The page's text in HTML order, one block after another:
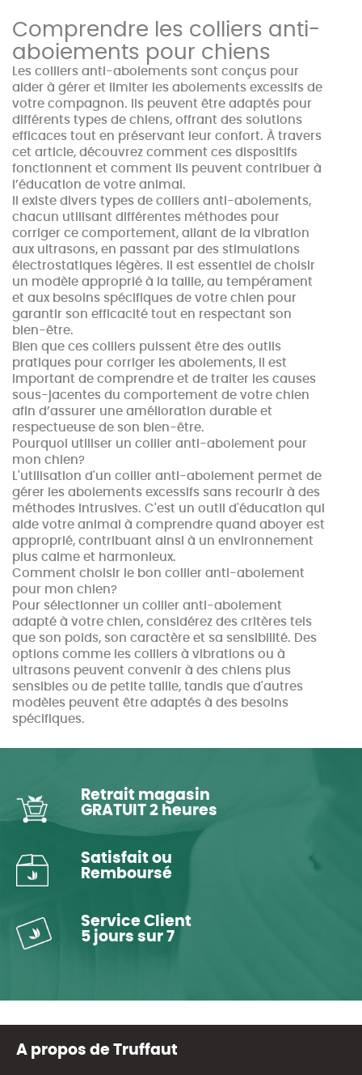
Comprendre les colliers anti-
aboiements pour chiens
Les colliers anti-aboiements sont conçus pour
aider à gérer et limiter les aboiements excessifs de
votre compagnon. Ils peuvent être adaptés pour
différents types de chiens, offrant des solutions
efficaces tout en préservant leur confort. À travers
cet article, découvrez comment ces dispositifs
fonctionnent et comment ils peuvent contribuer à
l’éducation de votre animal.
Il existe divers types de colliers anti-aboiements,
chacun utilisant différentes méthodes pour
corriger ce comportement, allant de la vibration
aux ultrasons, en passant par des stimulations
électrostatiques légères. Il est essentiel de choisir
un modèle approprié à la taille, au tempérament
et aux besoins spécifiques de votre chien pour
garantir son efficacité tout en respectant son
bien-être.
Bien que ces colliers puissent être des outils
pratiques pour corriger les aboiements, il est
important de comprendre et de traiter les causes
sous-jacentes du comportement de votre chien
afin d’assurer une amélioration durable et
respectueuse de son bien-être.
Pourquoi utiliser un collier anti-aboiement pour
mon chien?
L'utilisation d'un collier anti-aboiement permet de
gérer les aboiements excessifs sans recourir à des
méthodes intrusives. C'est un outil d'éducation qui
aide votre animal à comprendre quand aboyer est
approprié, contribuant ainsi à un environnement
plus calme et harmonieux.
Comment choisir le bon collier anti-aboiement
pour mon chien?
Pour sélectionner un collier anti-aboiement
adapté à votre chien, considérez des critères tels
que son poids, son caractère et sa sensibilité. Des
options comme les colliers à vibrations ou à
ultrasons peuvent convenir à des chiens plus
sensibles ou de petite taille, tandis que d'autres
modèles peuvent être adaptés à des besoins
spécifiques.
Retrait magasin
GRATUIT 2 heures
Satisfait ou
Remboursé
Service Client
5 jours sur 7
A propos de Truffaut